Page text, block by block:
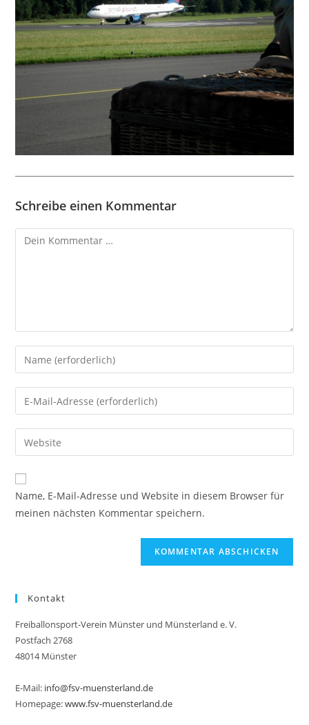
Schreibe einen Kommentar
Kommentar
Gib
deinen
Namen
oder
zum
Kommentieren
ein
Gib
deine
E-
Mail-
zum
Kommentieren
ein
Gib
deine
Website-
URL
Name, E-Mail-Adresse und Website in diesem Browser für
meinen nächsten Kommentar speichern.
Kontakt
Freiballonsport-Verein Münster und Münsterland e. V.
Postfach 2768
48014 Münster
E-Mail: info@fsv-muensterland.de
Homepage:www.fsv-muensterland.de